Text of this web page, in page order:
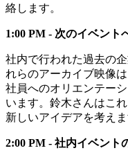
絡します。
1:00 PM - 次のイベント
社内で行われた過去の
れらのアーカイブ映像
社員へのオリエンテー
います。鈴木さんはこ
新しいアイデアを考えま
2:00 PM - 社内イベント